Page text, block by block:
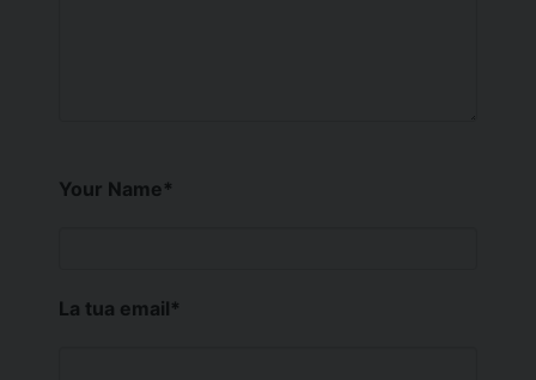
Your Name*
La tua email*